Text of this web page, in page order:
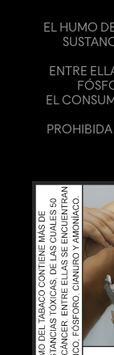
EL HUMO
ENTRE
EL
PROHIBIDA